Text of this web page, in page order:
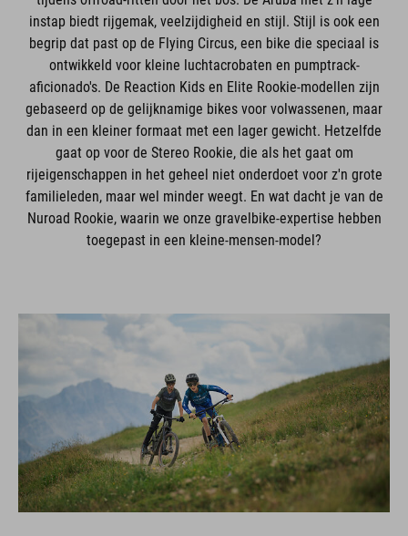
instap biedt rijgemak, veelzijdigheid en stijl. Stijl is ook een
begrip dat past op de Flying Circus, een bike die speciaal is
ontwikkeld voor kleine luchtacrobaten en pumptrack-
aficionado's. De Reaction Kids en Elite Rookie-modellen zijn
gebaseerd op de gelijknamige bikes voor volwassenen, maar
dan in een kleiner formaat met een lager gewicht. Hetzelfde
gaat op voor de Stereo Rookie, die als het gaat om
rijeigenschappen in het geheel niet onderdoet voor z'n grote
familieleden, maar wel minder weegt. En wat dacht je van de
Nuroad Rookie, waarin we onze gravelbike-expertise hebben
toegepast in een kleine-mensen-model?